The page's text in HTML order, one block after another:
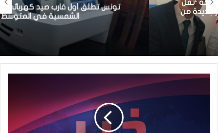
تونس تطلق أول قارب صيد كهربائي يعمل بالطاقة
الشمسية في المتوسط